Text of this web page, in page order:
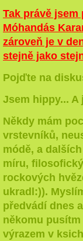
Tak právě
Móhandás
zároveň je v
stejně jako
Pojďte na
Jsem hippy...
Někdy mám
vrstevníků,
módě, a
míru,
rockových
ukradl:)).
předvádí dnes
někomu
výrazem v